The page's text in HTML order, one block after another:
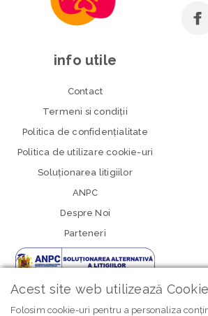
info utile
Contact
Termeni si condiţii
Politica de confidenţialitate
Politica de utilizare cookie-uri
Soluționarea litigiilor
ANPC
Despre Noi
Parteneri
Acest site web utilizează
Folosim cookie-uri pentru a personaliza